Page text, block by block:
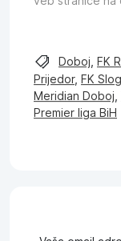
Doboj FK
Prijedor, FK
Meridian Doboj,
Premier liga BiH